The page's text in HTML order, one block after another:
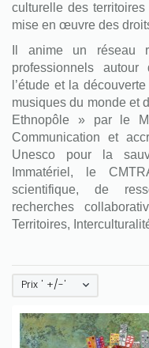
culturelle des
mise en œuvre des
Il anime un réseau
professionnels
l’étude et la
musiques du monde et
Ethnopôle » par le
Communication et
Unesco pour la
Immatériel, le
scientifique, de
recherches
Territoires,
Prix ' +/-'